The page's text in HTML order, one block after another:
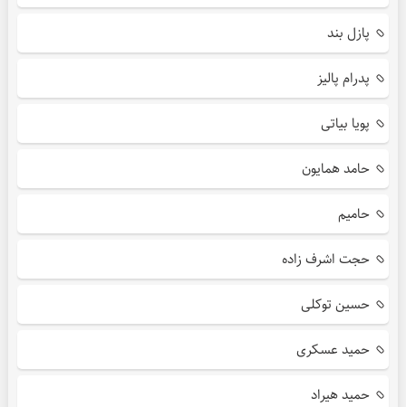
پازل بند
پدرام پالیز
پویا بیاتی
حامد همایون
حامیم
حجت اشرف زاده
حسین توکلی
حمید عسکری
حمید هیراد